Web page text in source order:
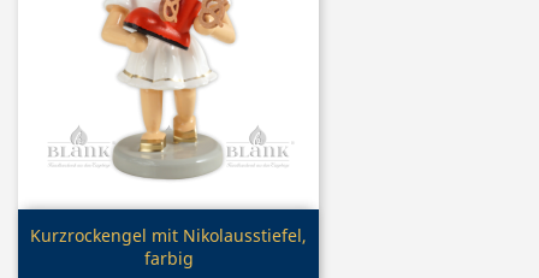
Vorschau
Kurzrockengel mit Nikolausstiefel,
farbig